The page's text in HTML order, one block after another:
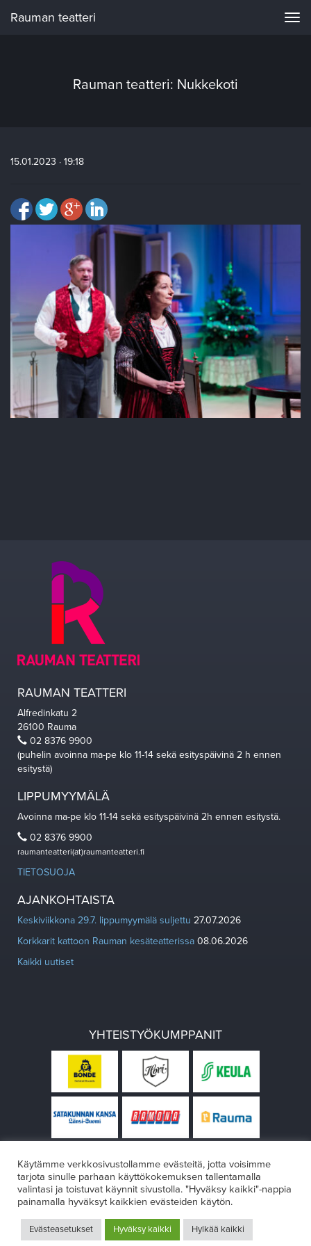
Rauman teatteri
Rauman teatteri: Nukkekoti
15.01.2023 · 19:18
RAUMAN TEATTERI
Alfredinkatu 2
26100 Rauma
02 8376 9900
(puhelin avoinna ma-pe klo 11-14 sekä esityspäivinä 2 h ennen
esitystä)
LIPPUMYYMÄLÄ
Avoinna ma-pe klo 11-14 sekä esityspäivinä 2h ennen esitystä.
02 8376 9900
raumanteatteri(at)raumanteatteri.fi
TIETOSUOJA
AJANKOHTAISTA
Keskiviikkona 29.7. lippumyymälä suljettu 27.07.2026
Korkkarit kattoon Rauman kesäteatterissa 08.06.2026
Kaikki uutiset
YHTEISTYÖKUMPPANIT
Design:VÄRIKÄS
Käytämme verkkosivustollamme evästeitä, jotta voisimme
tarjota sinulle parhaan käyttökokemuksen tallentamalla
valintasi ja toistuvat käynnit sivustolla. "Hyväksy kaikki"-nappia
painamalla hyväksyt kaikkien evästeiden käytön.
Evästeasetukset Hyväksy kaikki Hylkää kaikki